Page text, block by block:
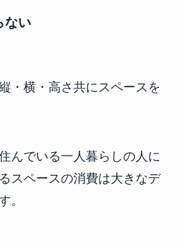
ない
・横・高さ共にスペースを
んでいる一人暮らしの人に
スペースの消費は大きなデ
。